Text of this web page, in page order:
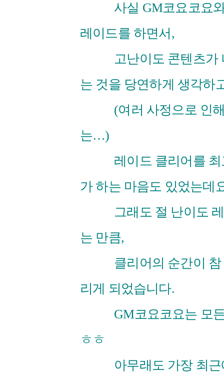
사실 GM코요코요와
레이드를 하면서,
고난이도 콘텐츠가 나
는 것을 당연하게 생각하
(여러 사정으로 인해
는…)
레이드 클리어를 최고
가 하는 마음도 있었는데
그래도 절 난이도 레
는 만큼,
클리어의 순간이 참
리게 되었습니다.
GM코요코요는 모든
ㅎㅎ
아무래도 가장 최근에